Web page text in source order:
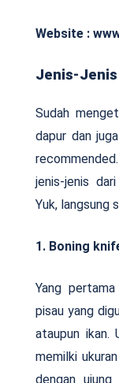
Website :
Jenis-
Sudah
dapur dan
jenis-jenis
Yuk, langsung
1. Boning
Yang
pisau yang
ataupun ikan.
memilki
dengan